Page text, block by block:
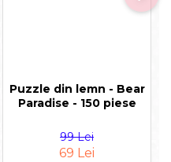
Puzzle din lemn - Bear
Paradise - 150 piese
99 Lei
69 Lei